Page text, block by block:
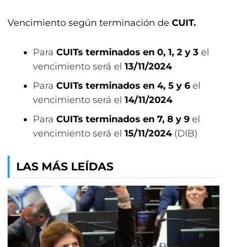
Vencimiento según terminación de CUIT.
Para CUITs terminados en 0, 1, 2 y 3 el
vencimiento será el 13/11/2024
Para CUITs terminados en 4, 5 y 6 el
vencimiento será el 14/11/2024
Para CUITs terminados en 7, 8 y 9 el
vencimiento será el 15/11/2024 (DIB)
LAS MÁS LEÍDAS